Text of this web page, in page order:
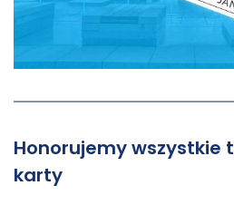
Honorujemy wszystkie
karty